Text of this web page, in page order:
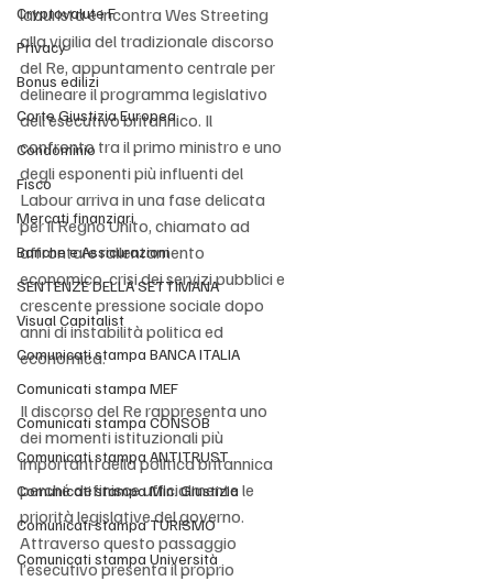
Cryptovalute F
Privacy
Bonus edilizi
Corte Giustizia Europea
Condominio
Fisco
Mercati finanziari
Banche e Assicurazioni
SENTENZE DELLA SETTIMANA
Visual Capitalist
Comunicati stampa BANCA ITALIA
Comunicati stampa MEF
Comunicati stampa CONSOB
Comunicati stampa ANTITRUST
Comunicati stampa Min. Giustizia
Comunicati stampa TURISMO
Comunicati stampa Università
laburista e incontra Wes Streeting
alla vigilia del tradizionale discorso
del Re, appuntamento centrale per
delineare il programma legislativo
dell’esecutivo britannico. Il
confronto tra il primo ministro e uno
degli esponenti più influenti del
Labour arriva in una fase delicata
per il Regno Unito, chiamato ad
affrontare rallentamento
economico, crisi dei servizi pubblici e
crescente pressione sociale dopo
anni di instabilità politica ed
economica.
Il discorso del Re rappresenta uno
dei momenti istituzionali più
importanti della politica britannica
perché definisce ufficialmente le
priorità legislative del governo.
Attraverso questo passaggio
l’esecutivo presenta il proprio